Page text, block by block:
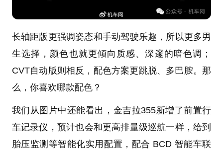
长轴距版更强调姿态和手动驾驶乐趣，所以更多男
生选择，颜色也就更倾向质感、深邃的暗色调；
CVT自动版则相反，配色方案更跳脱、多巴胺。那
么， 你喜欢哪款配色？
我们从图片中还能看出， 金吉拉355新增了前置行
车记录仪 ，预计也会和更高排量级巡航一样，给到
胎压监测等智能化实用配置，配合 BCD 智能车联